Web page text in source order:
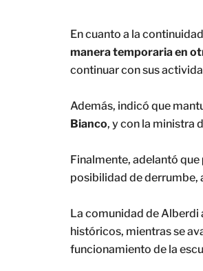
En cuanto a la
manera temporaria en
continuar con sus
Además, indicó que
Bianco, y con la ministra
Finalmente, adelantó que
posibilidad de derrumbe,
La comunidad de Alberdi
históricos, mientras se
funcionamiento de la